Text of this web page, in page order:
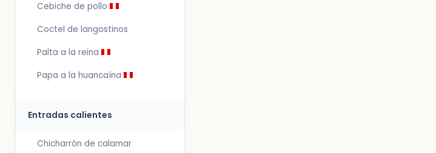
Cebiche de pollo
Coctel de langostinos
Palta a la reina
Papa a la huancaína
Entradas calientes
Chicharrón de calamar